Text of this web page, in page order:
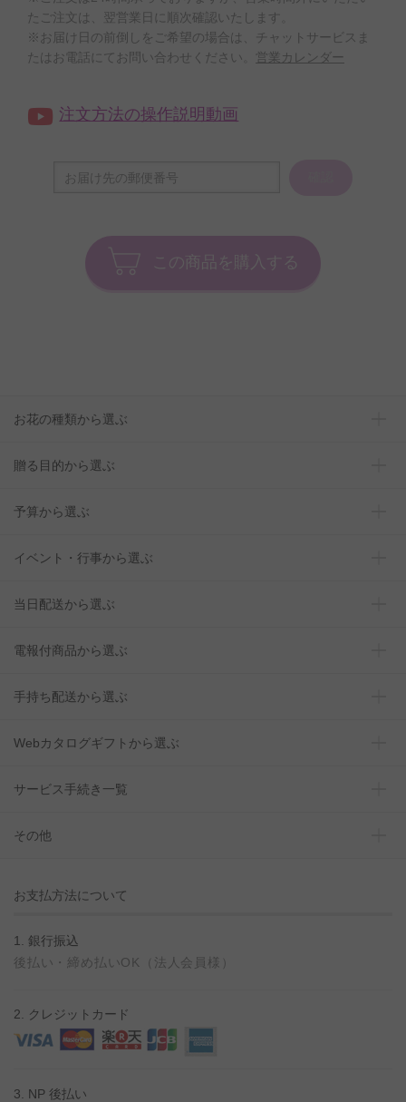
たご注文は、翌営業日に順次確認いたします。
※お届け日の前倒しをご希望の場合は、チャットサービスま
たはお電話にてお問い合わせください。
営業カレンダー
注文方法の操作説明動画
この商品を購入する
お花の種類から選ぶ
贈る目的から選ぶ
予算から選ぶ
イベント・行事から選ぶ
当日配送から選ぶ
電報付商品から選ぶ
手持ち配送から選ぶ
Webカタログギフトから選ぶ
サービス手続き一覧
その他
お支払方法について
1. 銀行振込
後払い・締め払いOK（法人会員様）
2. クレジットカード
3. NP 後払い